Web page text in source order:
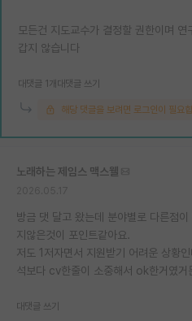
모든건 지도교수가 결정할 권한이며
갑지 않습니다
대댓글 1개 대댓글 쓰기
해당 댓글을 보려면 로그인이 필요
노래하는 제임스 맥스웰
방금 댓 달고 왔는데 분야별로 다른점
지않은것이 포인트같아요.
저도 1저자면서 지원받기 어려운 상황
석보다 cv한줄이 소중해서 ok한거였거
대댓글 쓰기